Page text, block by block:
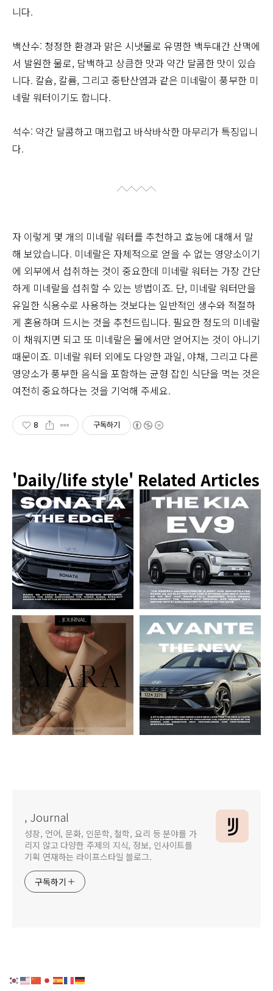
니다.
백산수: 청정한 환경과 맑은 시냇물로 유명한 백두대간 산맥에
서 발원한 물로, 담백하고 상큼한 맛과 약간 달콤한 맛이 있습
니다. 칼슘, 칼륨, 그리고 중탄산염과 같은 미네랄이 풍부한 미
네랄 워터이기도 합니다.
석수: 약간 달콤하고 매끄럽고 바삭바삭한 마무리가 특징입니
다.
자 이렇게 몇 개의 미네랄 워터를 추천하고 효능에 대해서 말
해 보았습니다. 미네랄은 자체적으로 얻을 수 없는 영양소이기
에 외부에서 섭취하는 것이 중요한데 미네랄 워터는 가장 간단
하게 미네랄을 섭취할 수 있는 방법이죠. 단, 미네랄 워터만을
유일한 식용수로 사용하는 것보다는 일반적인 생수와 적절하
게 혼용하며 드시는 것을 추천드립니다. 필요한 정도의 미네랄
이 채워지면 되고 또 미네랄은 물에서만 얻어지는 것이 아니기
때문이죠. 미네랄 워터 외에도 다양한 과일, 야채, 그리고 다른
영양소가 풍부한 음식을 포함하는 균형 잡힌 식단을 먹는 것은
여전히 중요하다는 것을 기억해 주세요.
8 구독하기
'Daily/life style' Related Articles
현대 쏘나타 신형 페이스 리프트 디 엣지 디자인 공개 기아 EV9 대형 SUV 전기차 가격, 보조금 등 상세 정보
현대 더 뉴 아반떼 페이스리프트 출시 가격 등 총정리
, Journal
성장, 언어, 문화, 인문학, 철학, 요리 등 분야를 가
리지 않고 다양한 주제의 지식, 정보, 인사이트를
기획 연재하는 라이프스타일 블로그.
구독하기